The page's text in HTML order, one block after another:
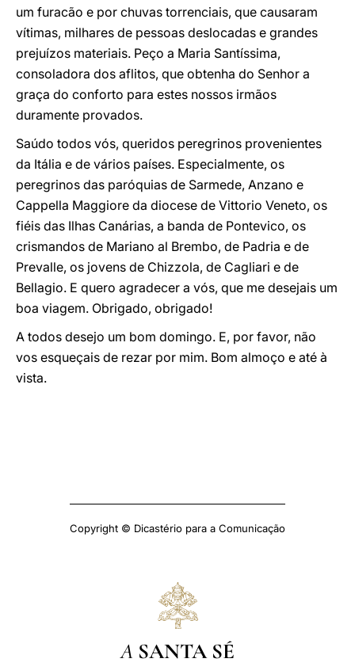
um furacão e por chuvas torrenciais, que causaram
vítimas, milhares de pessoas deslocadas e grandes
prejuízos materiais. Peço a Maria Santíssima,
consoladora dos aflitos, que obtenha do Senhor a
graça do conforto para estes nossos irmãos
duramente provados.
Saúdo todos vós, queridos peregrinos provenientes
da Itália e de vários países. Especialmente, os
peregrinos das paróquias de Sarmede, Anzano e
Cappella Maggiore da diocese de Vittorio Veneto, os
fiéis das Ilhas Canárias, a banda de Pontevico, os
crismandos de Mariano al Brembo, de Padria e de
Prevalle, os jovens de Chizzola, de Cagliari e de
Bellagio. E quero agradecer a vós, que me desejais um
boa viagem. Obrigado, obrigado!
A todos desejo um bom domingo. E, por favor, não
vos esqueçais de rezar por mim. Bom almoço e até à
vista.
Copyright © Dicastério para a Comunicação
A SANTA SÉ